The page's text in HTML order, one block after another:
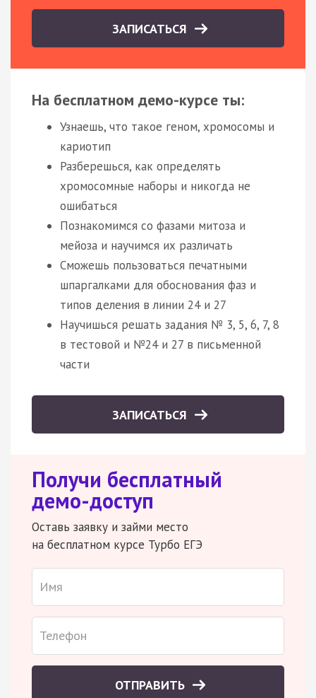
ЗАПИСАТЬСЯ
На бесплатном демо-курсе ты:
Узнаешь, что такое геном, хромосомы и
кариотип
Разберешься, как определять
хромосомные наборы и никогда не
ошибаться
Познакомимся со фазами митоза и
мейоза и научимся их различать
Сможешь пользоваться печатными
шпаргалками для обоснования фаз и
типов деления в линии 24 и 27
Научишься решать задания № 3, 5, 6, 7, 8
в тестовой и №24 и 27 в письменной
части
ЗАПИСАТЬСЯ
Получи бесплатный
демо-доступ
Оставь заявку и займи место
на бесплатном курсе Турбо ЕГЭ
ОТПРАВИТЬ